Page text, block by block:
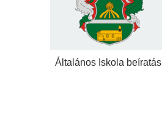
Általános Iskola beíratás